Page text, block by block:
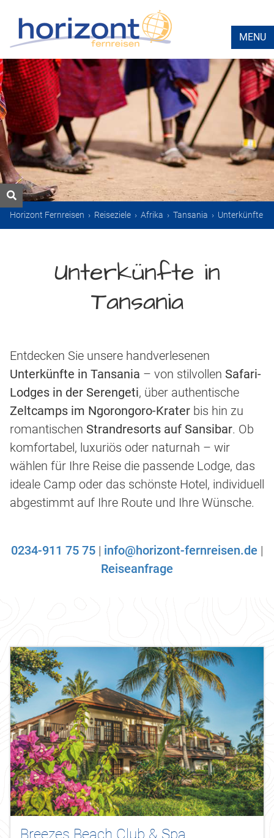
MENU
Horizont Fernreisen › Reiseziele › Afrika › Tansania › Unterkünfte
Unterkünfte in
Tansania
Entdecken Sie unsere handverlesenen
Unterkünfte in Tansania – von stilvollen Safari-
Lodges in der Serengeti, über authentische
Zeltcamps im Ngorongoro-Krater bis hin zu
romantischen Strandresorts auf Sansibar. Ob
komfortabel, luxuriös oder naturnah – wir
wählen für Ihre Reise die passende Lodge, das
ideale Camp oder das schönste Hotel, individuell
abgestimmt auf Ihre Route und Ihre Wünsche.
0234-911 75 75 | info@horizont-fernreisen.de |
Reiseanfrage
Breezes Beach Club & Spa